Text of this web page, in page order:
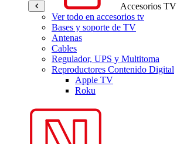
Accesorios TV
Ver todo en accesorios tv
Bases y soporte de TV
Antenas
Cables
Regulador, UPS y Multitoma
Reproductores Contenido Digital
Apple TV
Roku